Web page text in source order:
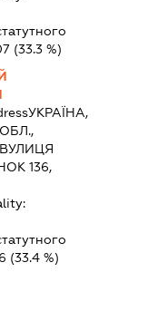
(33.3 %)
УКРАЇНА,
136,
(33.4 %)